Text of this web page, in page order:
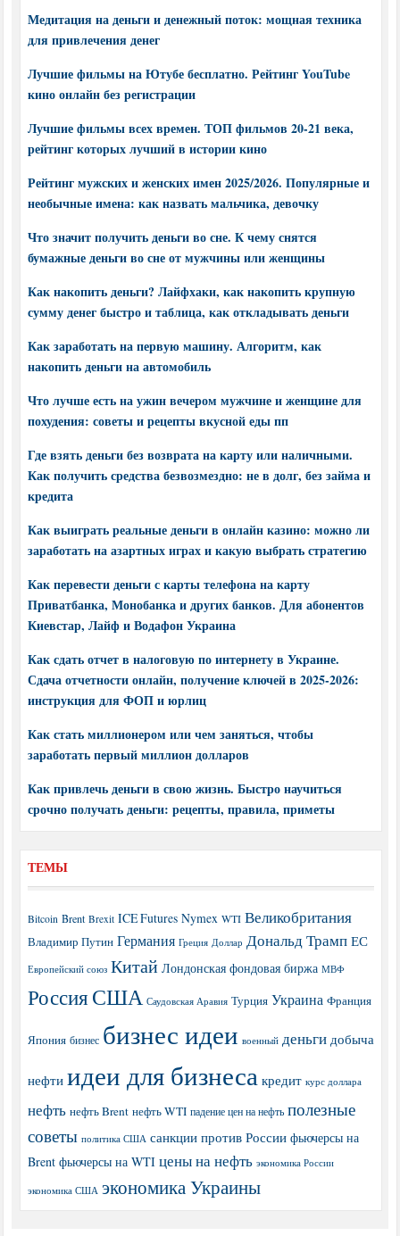
Медитация на деньги и денежный поток: мощная техника
для привлечения денег
Лучшие фильмы на Ютубе бесплатно. Рейтинг YouTube
кино онлайн без регистрации
Лучшие фильмы всех времен. ТОП фильмов 20-21 века,
рейтинг которых лучший в истории кино
Рейтинг мужских и женских имен 2025/2026. Популярные и
необычные имена: как назвать мальчика, девочку
Что значит получить деньги во сне. К чему снятся
бумажные деньги во сне от мужчины или женщины
Как накопить деньги? Лайфхаки, как накопить крупную
сумму денег быстро и таблица, как откладывать деньги
Как заработать на первую машину. Алгоритм, как
накопить деньги на автомобиль
Что лучше есть на ужин вечером мужчине и женщине для
похудения: советы и рецепты вкусной еды пп
Где взять деньги без возврата на карту или наличными.
Как получить средства безвозмездно: не в долг, без займа и
кредита
Как выиграть реальные деньги в онлайн казино: можно ли
заработать на азартных играх и какую выбрать стратегию
Как перевести деньги с карты телефона на карту
Приватбанка, Монобанка и других банков. Для абонентов
Киевстар, Лайф и Водафон Украина
Как сдать отчет в налоговую по интернету в Украине.
Сдача отчетности онлайн, получение ключей в 2025-2026:
инструкция для ФОП и юрлиц
Как стать миллионером или чем заняться, чтобы
заработать первый миллион долларов
Как привлечь деньги в свою жизнь. Быстро научиться
срочно получать деньги: рецепты, правила, приметы
ТЕМЫ
Bitcoin Brent Brexit ICE Futures Nymex WTI Великобритания
Владимир Путин Германия Греция Доллар Дональд Трамп ЕС
Европейский союз Китай Лондонская фондовая биржа МВФ
РоссияСША Саудовская Аравия Турция Украина Франция
Япония бизнес бизнес идеи военный деньги добыча
нефти идеи для бизнеса кредит курс доллара
нефть нефть Brent нефть WTI падение цен на нефть полезные
советы политика США санкции против России фьючерсы на
Brent фьючерсы на WTI цены на нефть экономика России
экономика США экономика Украины